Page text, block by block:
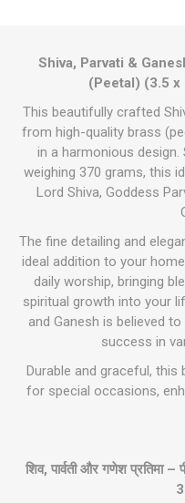
Shiva, Parvati &
(Peetal) (3.5 x
This beautifully crafted
from high-quality brass
in a harmonious design.
weighing 370 grams, this
Lord Shiva, Goddess
The fine detailing and
ideal addition to your
daily worship, bringing
spiritual growth into your
and Ganesh is believed
success in
Durable and graceful,
for special occasions,
शिव, पार्वती और गणेश